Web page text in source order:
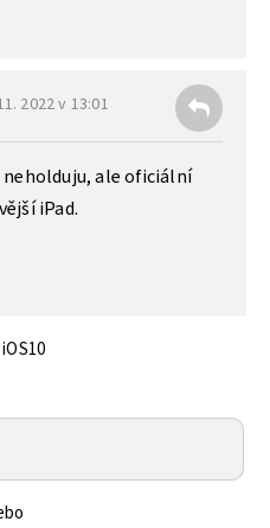
2022 v 13:01
ale oficiální
iPad.